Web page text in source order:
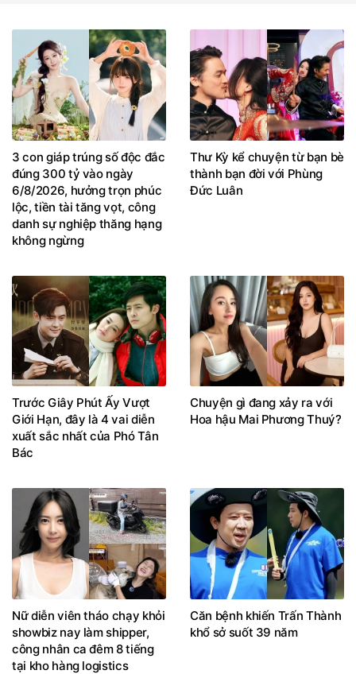
3 con giáp trúng số độc đắc
đúng 300 tỷ vào ngày
6/8/2026, hưởng trọn phúc
lộc, tiền tài tăng vọt, công
danh sự nghiệp thăng hạng
không ngừng
Thư Kỳ kể chuyện từ bạn bè
thành bạn đời với Phùng
Đức Luân
Trước Giây Phút Ấy Vượt
Giới Hạn, đây là 4 vai diễn
xuất sắc nhất của Phó Tân
Bác
Chuyện gì đang xảy ra với
Hoa hậu Mai Phương Thuý?
Nữ diễn viên tháo chạy khỏi
showbiz nay làm shipper,
công nhân ca đêm 8 tiếng
tại kho hàng logistics
Căn bệnh khiến Trấn Thành
khổ sở suốt 39 năm